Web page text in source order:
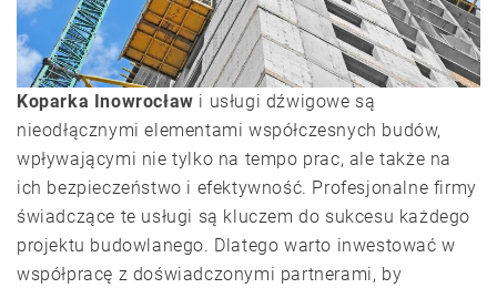
Koparka Inowrocław i usługi dźwigowe są
nieodłącznymi elementami współczesnych budów,
wpływającymi nie tylko na tempo prac, ale także na
ich bezpieczeństwo i efektywność. Profesjonalne firmy
świadczące te usługi są kluczem do sukcesu każdego
projektu budowlanego. Dlatego warto inwestować w
współpracę z doświadczonymi partnerami, by